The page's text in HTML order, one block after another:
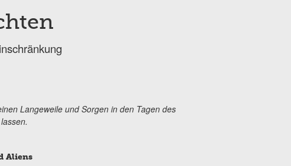
Langeweile und Sorgen in den Tagen des
Aliens